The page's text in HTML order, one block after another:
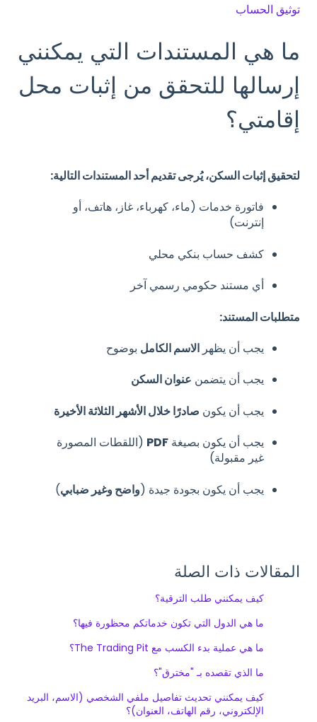
توثيق الحساب
ما هي المستندات التي يمكنني
إرسالها للتحقق من إثبات محل
إقامتي؟
لتحقيق إثبات السكن، يُرجى تقديم أحد المستندات التالية:
فاتورة خدمات (ماء، كهرباء، غاز، هاتف، أو
إنترنت)
كشف حساب بنكي محلي
أي مستند حكومي رسمي آخر
متطلبات المستند:
يجب أن يظهرالاسم الكامل بوضوح
يجب أن يتضمن عنوان السكن
يجب أن يكون صادرًا خلال الأشهر الثلاثة الأخيرة
يجب أن يكون بصيغةPDF (اللقطات المصورة
غير مقبولة)
يجب أن يكون بجودة جيدة (واضح وغير ضبابي)
المقالات ذات الصلة
كيف يمكنني طلب الترقية؟
ما هي الدول التي تكون خدماتكم محظورة فيها؟
ما هي عملية بدء الكسب مع The Trading Pit؟
ما الذي تقصده بـ "مخترق"؟
كيف يمكنني تحديث تفاصيل ملفي الشخصي (الاسم، البريد
الإلكتروني، رقم الهاتف، العنوان)؟